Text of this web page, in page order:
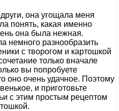
она угощала меня
понять, какая именно
она была нежная.
немного разнообразить
с творогом и картошкой
только вначале
вы попробуете
оно очень удачное. Поэтому
и приготовьте
с этим простым рецептом